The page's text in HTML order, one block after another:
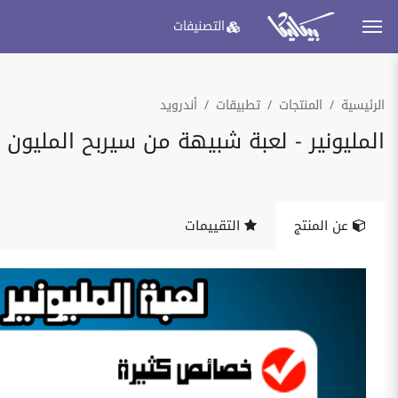
التصنيفات
الرئيسية المنتجات تطبيقات أندرويد
المليونير - لعبة شبيهة من سيربح المليون
عن المنتج التقييمات